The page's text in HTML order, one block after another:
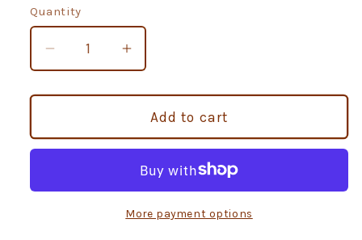
Quantity
Quantity
Decrease
quantity
for
Expert
Paw
mast
Increase
quantity
for
Expert
Paw
Protect
mast
za
Add to cart
More payment options